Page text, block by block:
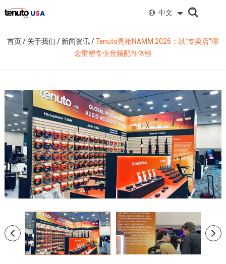
中文
首页 / 关于我们 / 新闻资讯/Tenuto亮相NAMM 2026：以“专卖店”理
念重塑专业音频配件体验